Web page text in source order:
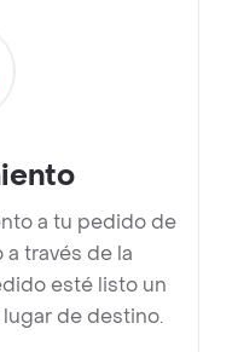
a tu pedido de
a través de la
esté listo un
de destino.